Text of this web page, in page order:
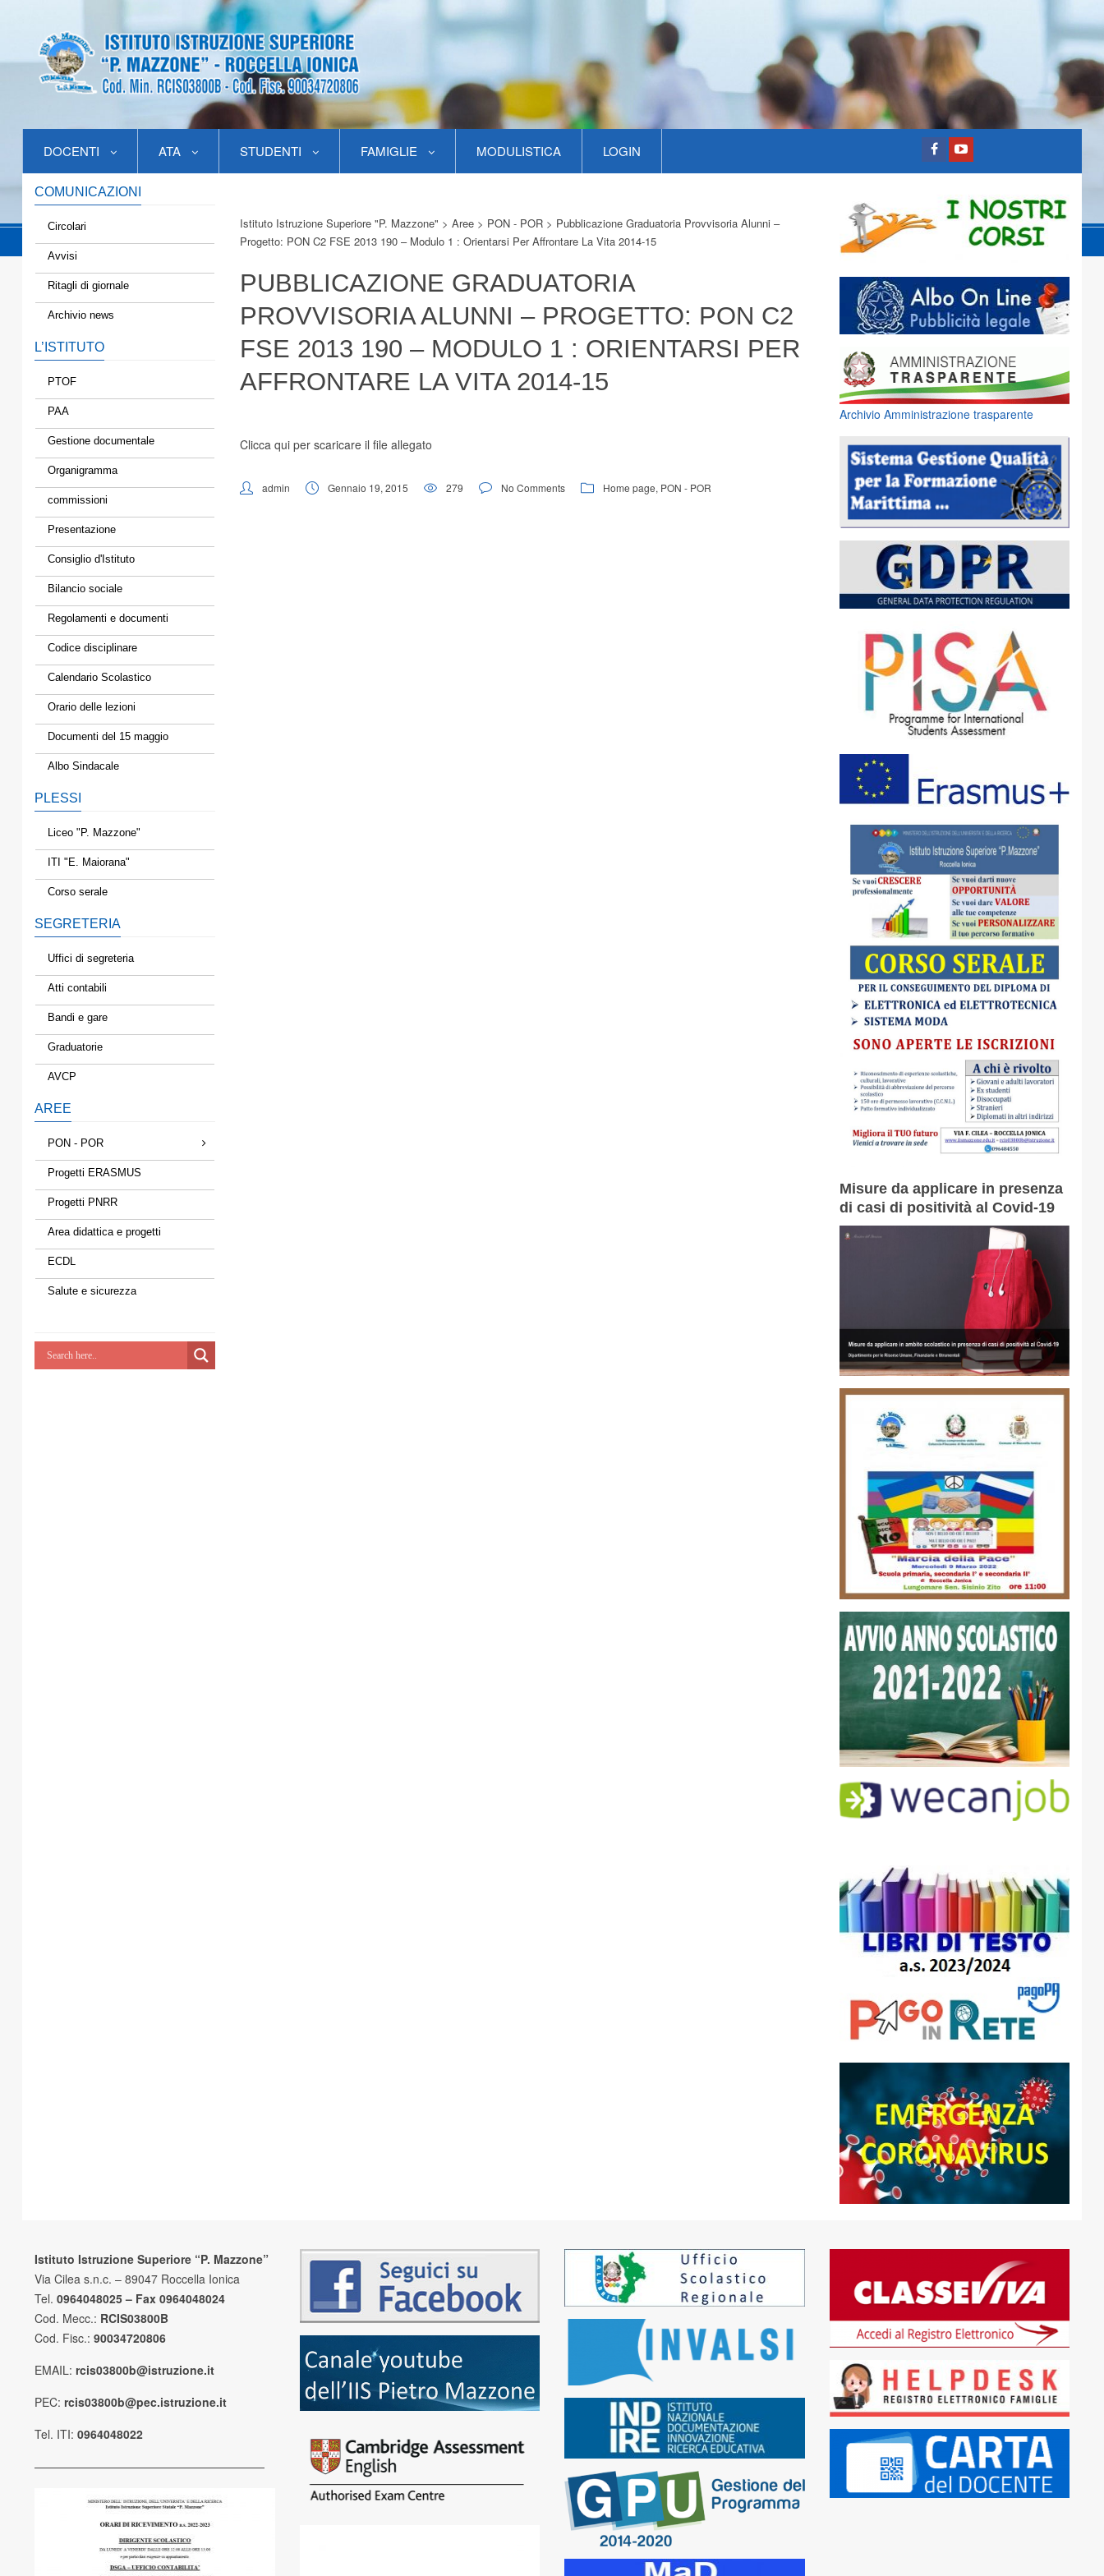
DOCENTI ATA STUDENTI FAMIGLIE MODULISTICA LOGIN
COMUNICAZIONI
Circolari
Avvisi
Ritagli di giornale
Archivio news
L’ISTITUTO
PTOF
PAA
Gestione documentale
Organigramma
commissioni
Presentazione
Consiglio d'Istituto
Bilancio sociale
Regolamenti e documenti
Codice disciplinare
Calendario Scolastico
Orario delle lezioni
Documenti del 15 maggio
Albo Sindacale
PLESSI
Liceo "P. Mazzone"
ITI "E. Maiorana"
Corso serale
SEGRETERIA
Uffici di segreteria
Atti contabili
Bandi e gare
Graduatorie
AVCP
AREE
PON - POR
Progetti ERASMUS
Progetti PNRR
Area didattica e progetti
ECDL
Salute e sicurezza
Istituto Istruzione Superiore "P. Mazzone" > Aree > PON - POR > Pubblicazione Graduatoria Provvisoria Alunni –
Progetto: PON C2 FSE 2013 190 – Modulo 1 : Orientarsi Per Affrontare La Vita 2014-15
PUBBLICAZIONE GRADUATORIA
PROVVISORIA ALUNNI – PROGETTO: PON C2
FSE 2013 190 – MODULO 1 : ORIENTARSI PER
AFFRONTARE LA VITA 2014-15
Clicca qui per scaricare il file allegato
admin Gennaio 19, 2015 279 No Comments Home page, PON - POR
Archivio Amministrazione trasparente
Misure da applicare in presenza
di casi di positività al Covid-19
Istituto Istruzione Superiore “P. Mazzone”
Via Cilea s.n.c. – 89047 Roccella Ionica
Tel. 0964048025 – Fax 0964048024
Cod. Mecc.: RCIS03800B
Cod. Fisc.: 90034720806
EMAIL: rcis03800b@istruzione.it
PEC: rcis03800b@pec.istruzione.it
Tel. ITI: 0964048022
————————————————————